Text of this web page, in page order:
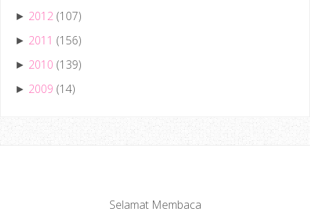
► 2012 (107)
► 2011 (156)
► 2010 (139)
► 2009 (14)
Selamat Membaca